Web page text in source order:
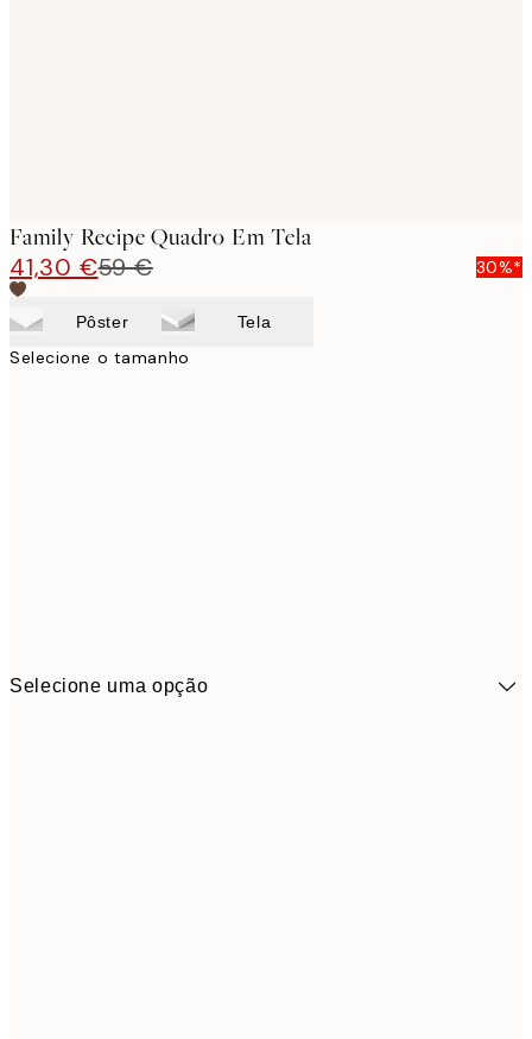
Family Recipe Quadro Em Tela
41,30 €59 € 30%*
Pôster Tela
Selecione o tamanho
Selecione uma opção